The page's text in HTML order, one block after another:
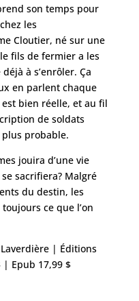
son temps pour
les
Cloutier, né sur une
fils de fermier a les
à s’enrôler. Ça
en parlent chaque
est bien réelle, et au fil
de soldats
probable.
jouira d’une vie
sacrifiera? Malgré
du destin, les
ce que l’on
| Éditions
| Epub 17,99 $